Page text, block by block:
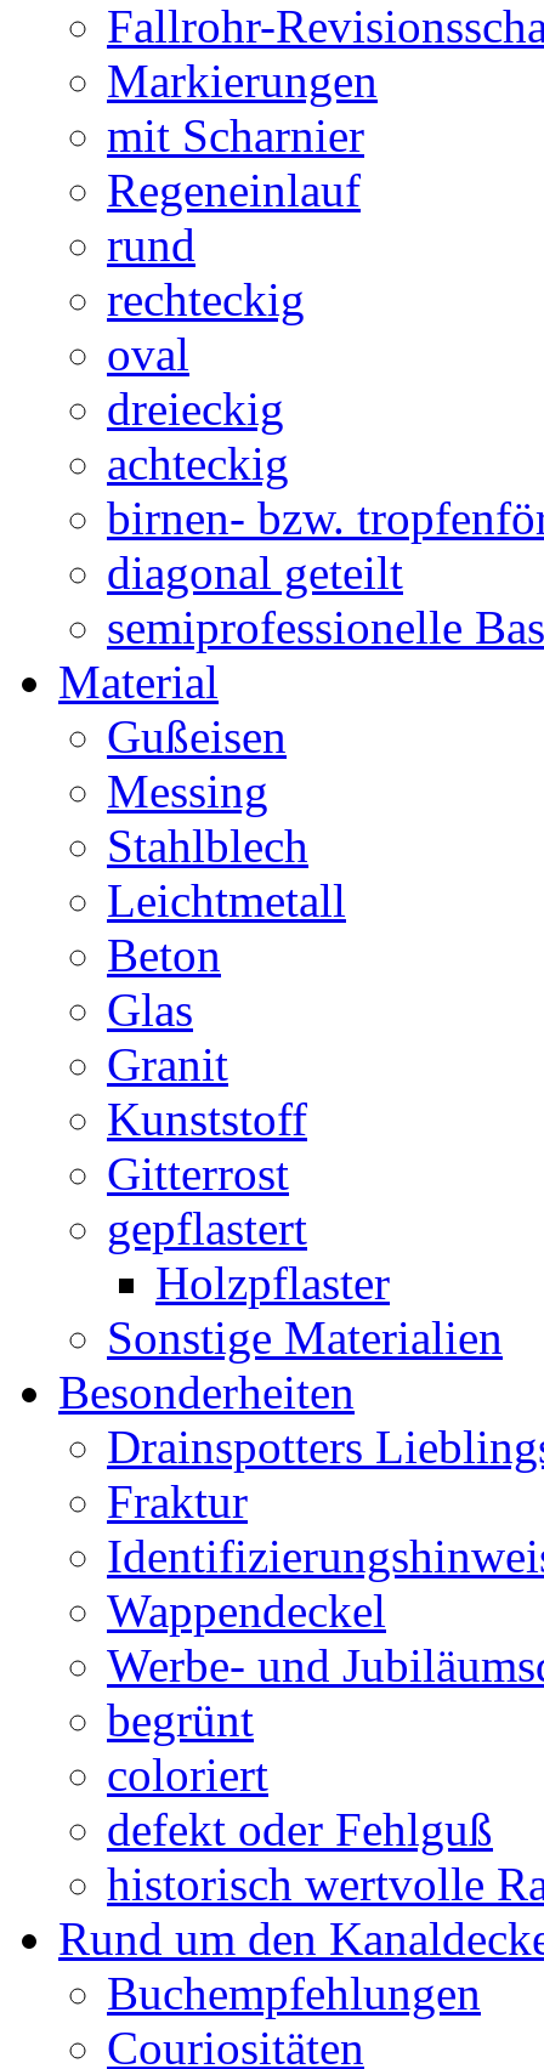
Fallrohr-
Markierungen
mit Scharnier
Regeneinlauf
rund
rechteckig
oval
dreieckig
achteckig
birnen- bzw.
diagonal geteilt
semiprofessionelle
Material
Gußeisen
Messing
Stahlblech
Leichtmetall
Beton
Glas
Granit
Kunststoff
Gitterrost
gepflastert
Holzpflaster
Sonstige Materialien
Besonderheiten
Drainspotters
Fraktur
Wappendeckel
Werbe- und
begrünt
coloriert
defekt oder Fehlguß
historisch wertvolle
Rund um den
Buchempfehlungen
Couriositäten